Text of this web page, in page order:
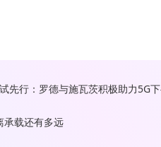
先行：罗德与施瓦茨积极助力5G
承载还有多远